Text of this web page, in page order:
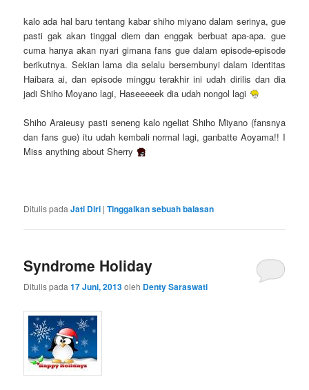
kalo ada hal baru tentang kabar shiho miyano dalam serinya, gue
pasti gak akan tinggal diem dan enggak berbuat apa-apa. gue
cuma hanya akan nyari gimana fans gue dalam episode-episode
berikutnya. Sekian lama dia selalu bersembunyi dalam identitas
Haibara ai, dan episode minggu terakhir ini udah dirilis dan dia
jadi Shiho Moyano lagi, Haseeeeek dia udah nongol lagi
Shiho Araieusy pasti seneng kalo ngeliat Shiho Miyano (fansnya
dan fans gue) itu udah kembali normal lagi, ganbatte Aoyama!! I
Miss anything about Sherry
Ditulis pada Jati Diri |Tinggalkan sebuah balasan
Syndrome Holiday
Ditulis pada17 Juni, 2013oleh Denty Saraswati